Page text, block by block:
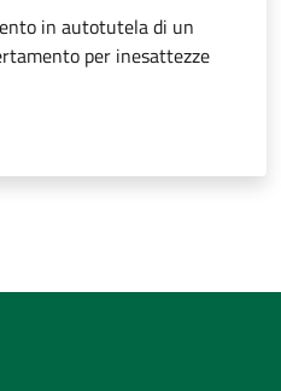
in autotutela di un
per inesattezze